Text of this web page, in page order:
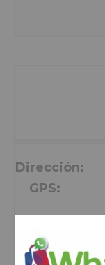
Dirección:
GPS:
Email: